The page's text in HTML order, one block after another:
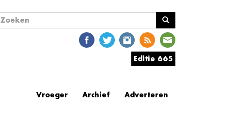
Zoekveld
Editie 665
Adverteren
Archief
Vroeger